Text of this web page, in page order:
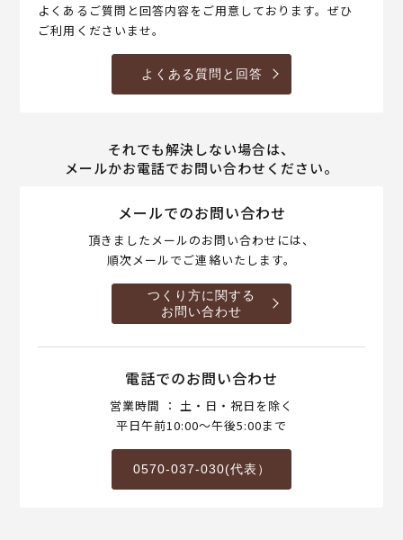
よくあるご質問と回答内容をご用意しております。ぜひ
ご利用くださいませ。
よくある質問と回答
それでも解決しない場合は、
メールかお電話でお問い合わせください。
メールでのお問い合わせ
頂きましたメールのお問い合わせには、
順次メールでご連絡いたします。
つくり方に関する
お問い合わせ
電話でのお問い合わせ
営業時間 ： 土・日・祝日を除く
平日午前10:00～午後5:00まで
0570-037-030(代表）